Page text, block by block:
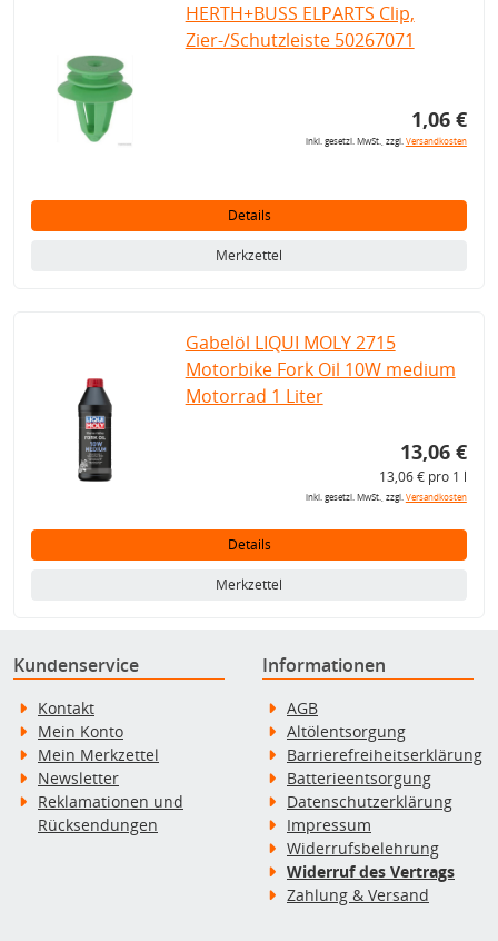
HERTH+BUSS ELPARTS Clip,
Zier-/Schutzleiste 50267071
1,06 €
inkl. gesetzl. MwSt., zzgl.Versandkosten
Details
Merkzettel
Gabelöl LIQUI MOLY 2715
Motorbike Fork Oil 10W medium
Motorrad 1 Liter
13,06 €
13,06 € pro 1 l
inkl. gesetzl. MwSt., zzgl.Versandkosten
Details
Merkzettel
Kundenservice
Kontakt
Mein Konto
Mein Merkzettel
Newsletter
Reklamationen und
Rücksendungen
Informationen
AGB
Altölentsorgung
Barrierefreiheitserklärung
Batterieentsorgung
Datenschutzerklärung
Impressum
Widerrufsbelehrung
Widerruf des Vertrags
Zahlung & Versand